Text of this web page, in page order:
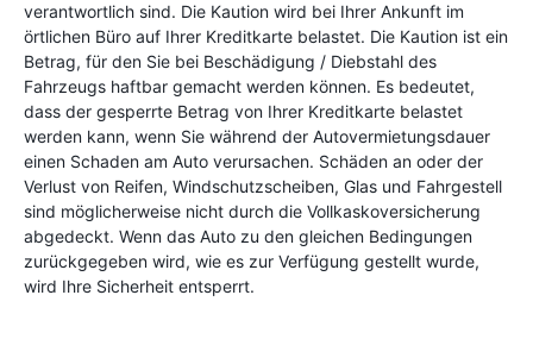
verantwortlich sind. Die Kaution wird bei Ihrer Ankunft im
örtlichen Büro auf Ihrer Kreditkarte belastet. Die Kaution ist ein
Betrag, für den Sie bei Beschädigung / Diebstahl des
Fahrzeugs haftbar gemacht werden können. Es bedeutet,
dass der gesperrte Betrag von Ihrer Kreditkarte belastet
werden kann, wenn Sie während der Autovermietungsdauer
einen Schaden am Auto verursachen. Schäden an oder der
Verlust von Reifen, Windschutzscheiben, Glas und Fahrgestell
sind möglicherweise nicht durch die Vollkaskoversicherung
abgedeckt. Wenn das Auto zu den gleichen Bedingungen
zurückgegeben wird, wie es zur Verfügung gestellt wurde,
wird Ihre Sicherheit entsperrt.